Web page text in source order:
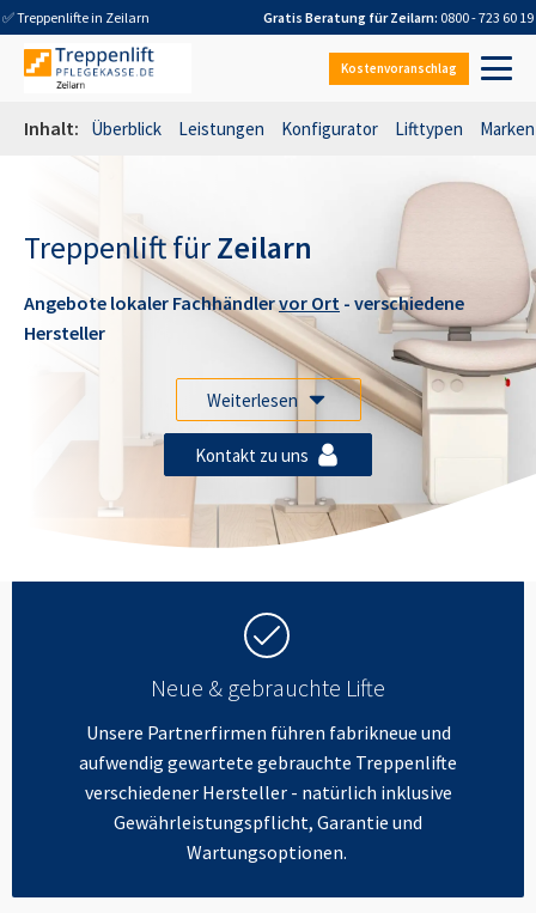
✅ Treppenlifte in Zeilarn Gratis Beratung fürZeilarn: 0800 - 723 60 19
Kostenvoranschlag
Inhalt: Überblick Leistungen Konfigurator Lifttypen Marken
Treppenlift fürZeilarn
Angebote lokaler Fachhändlervor Ort - verschiedene
Hersteller
Weiterlesen
Kontakt zu uns
Neue & gebrauchte Lifte
Unsere Partnerfirmen führen fabrikneue und
aufwendig gewartete gebrauchte Treppenlifte
verschiedener Hersteller - natürlich inklusive
Gewährleistungspflicht, Garantie und
Wartungsoptionen.